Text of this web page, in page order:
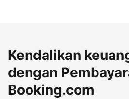
Kendalikan
dengan
Booking.com